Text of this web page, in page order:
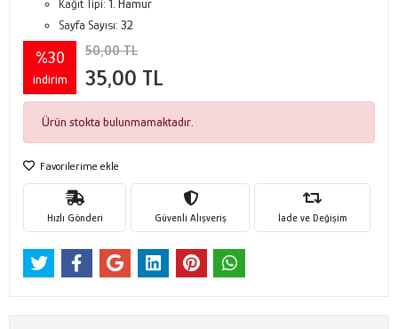
Kağıt Tipi: 1. Hamur
Sayfa Sayısı: 32
%30
indirim
50,00 TL
35,00 TL
Ürün stokta bulunmamaktadır.
Favorilerime ekle
Hızlı Gönderi Güvenli Alışveriş İade ve Değişim